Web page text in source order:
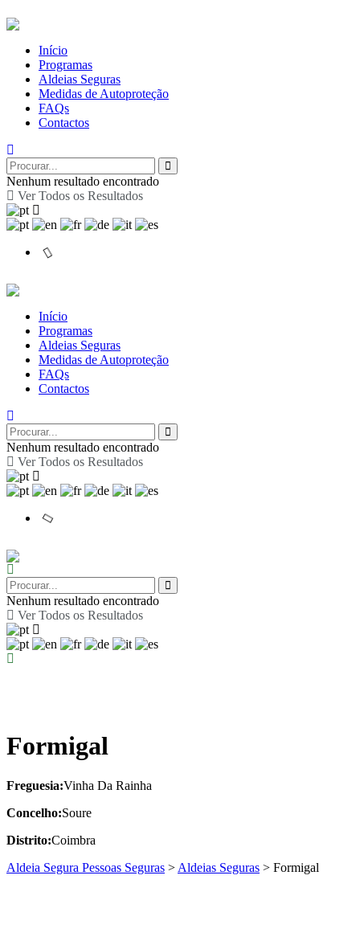
Início
Programas
Aldeias Seguras
Medidas de Autoproteção
FAQs
Contactos
Nenhum resultado encontrado
Ver Todos os Resultados
Início
Programas
Aldeias Seguras
Medidas de Autoproteção
FAQs
Contactos
Nenhum resultado encontrado
Ver Todos os Resultados
Nenhum resultado encontrado
Ver Todos os Resultados
Formigal
Freguesia:Vinha Da Rainha
Concelho:Soure
Distrito:Coimbra
Aldeia Segura Pessoas Seguras > Aldeias Seguras > Formigal